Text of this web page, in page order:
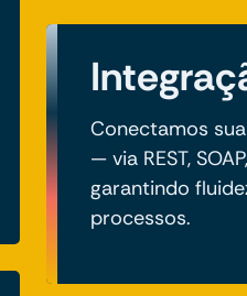
Conectamos
— via REST,
garantindo
processos.